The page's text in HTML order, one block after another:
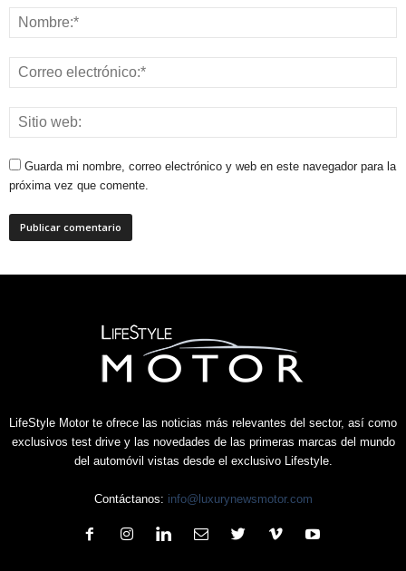
Guarda mi nombre, correo electrónico y web en este navegador para la
próxima vez que comente.
LifeStyle Motor te ofrece las noticias más relevantes del sector, así como
exclusivos test drive y las novedades de las primeras marcas del mundo
del automóvil vistas desde el exclusivo Lifestyle.
Contáctanos: info@luxurynewsmotor.com